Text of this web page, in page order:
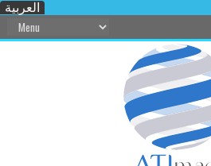
العربية